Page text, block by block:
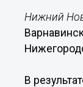
Нижний
В